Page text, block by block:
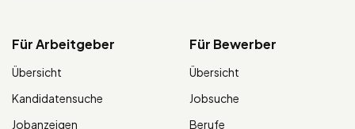
Für Arbeitgeber
Übersicht
Kandidatensuche
Jobanzeigen
Für Bewerber
Übersicht
Jobsuche
Berufe